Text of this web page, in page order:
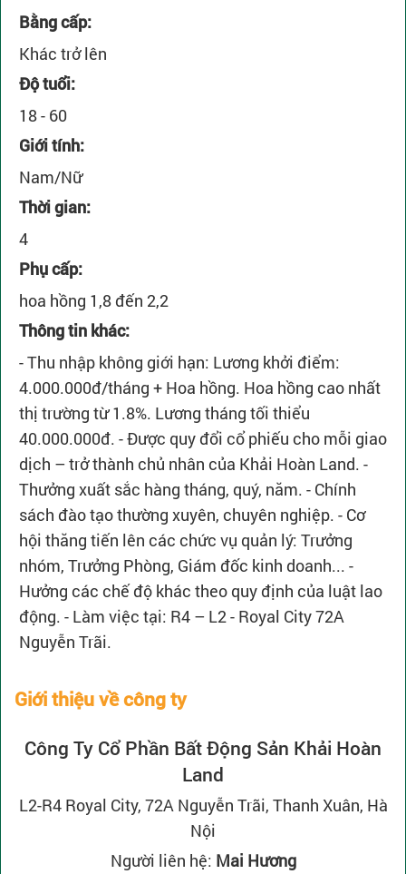
Bằng cấp:
Khác trở lên
Độ tuổi:
18 - 60
Giới tính:
Nam/Nữ
Thời gian:
4
Phụ cấp:
hoa hồng 1,8 đến 2,2
Thông tin khác:
- Thu nhập không giới hạn: Lương khởi điểm:
4.000.000đ/tháng + Hoa hồng. Hoa hồng cao nhất
thị trường từ 1.8%. Lương tháng tối thiểu
40.000.000đ. - Được quy đổi cổ phiếu cho mỗi giao
dịch – trở thành chủ nhân của Khải Hoàn Land. -
Thưởng xuất sắc hàng tháng, quý, năm. - Chính
sách đào tạo thường xuyên, chuyên nghiệp. - Cơ
hội thăng tiến lên các chức vụ quản lý: Trưởng
nhóm, Trưởng Phòng, Giám đốc kinh doanh... -
Hưởng các chế độ khác theo quy định của luật lao
động. - Làm việc tại: R4 – L2 - Royal City 72A
Nguyễn Trãi.
Giới thiệu về công ty
Công Ty Cổ Phần Bất Động Sản Khải Hoàn
Land
L2-R4 Royal City, 72A Nguyễn Trãi, Thanh Xuân, Hà
Nội
Người liên hệ: Mai Hương